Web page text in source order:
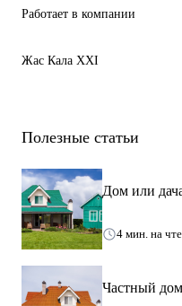
Работает в компании
Жас Кала ХХІ
Полезные статьи
Дом или
4 мин. на
Частный